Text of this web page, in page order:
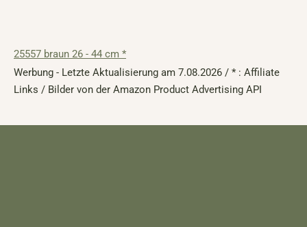
25557 braun 26 - 44 cm *
Werbung - Letzte Aktualisierung am 7.08.2026 / * : Affiliate
Links / Bilder von der Amazon Product Advertising API